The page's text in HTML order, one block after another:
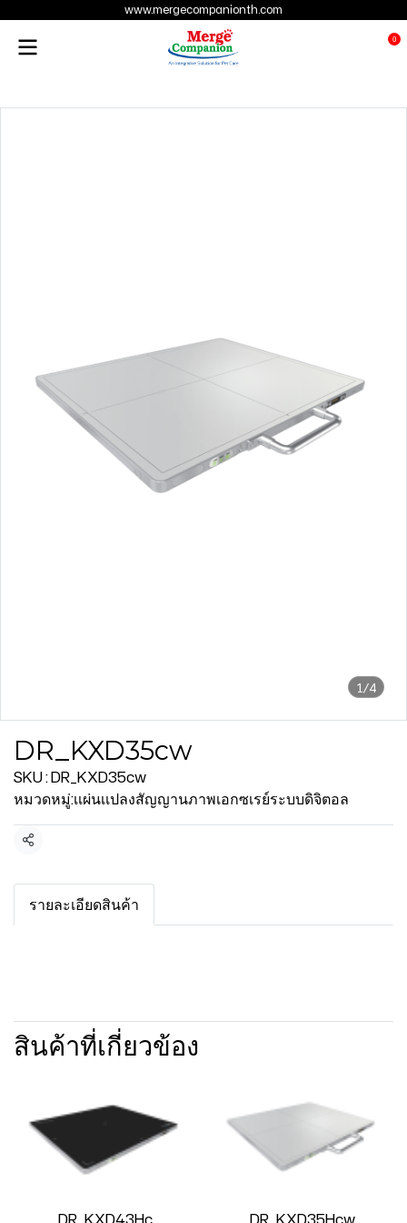
www.mergecompanionth.com
0
1/4
DR_KXD35cw
SKU : DR_KXD35cw
หมวดหมู่:เเผ่นเเปลงสัญญานภาพเอกซเรย์ระบบดิจิตอล
แชร์
รายละเอียดสินค้า
สินค้าที่เกี่ยวข้อง